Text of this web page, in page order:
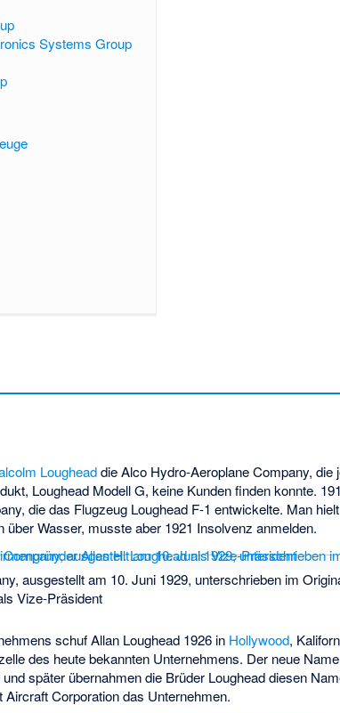
Systems Group
LougheaddieAlco Hydro-Aeroplane Company, die
Loughead Modell G, keine Kunden finden konnte.
, die das Flugzeug Loughead F-1 entwickelte. Man
über Wasser, musste aber 1921 Insolvenz anmelden.
ausgestellt am 10. Juni 1929, unterschrieben im
Vize-Präsident
schuf Allan Loughead 1926 in Hollywood,
des heute bekannten Unternehmens. Der neue
später übernahmen die Brüder Loughead diesen
Aircraft Corporationdas Unternehmen.